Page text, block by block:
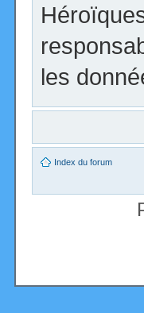
les
Index du forum